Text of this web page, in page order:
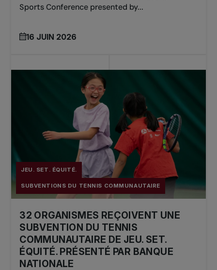
Sports Conference presented by...
16 JUIN 2026
JEU. SET. ÉQUITÉ.
SUBVENTIONS DU TENNIS COMMUNAUTAIRE
32 ORGANISMES REÇOIVENT UNE
SUBVENTION DU TENNIS
COMMUNAUTAIRE DE JEU. SET.
ÉQUITÉ. PRÉSENTÉ PAR BANQUE
NATIONALE